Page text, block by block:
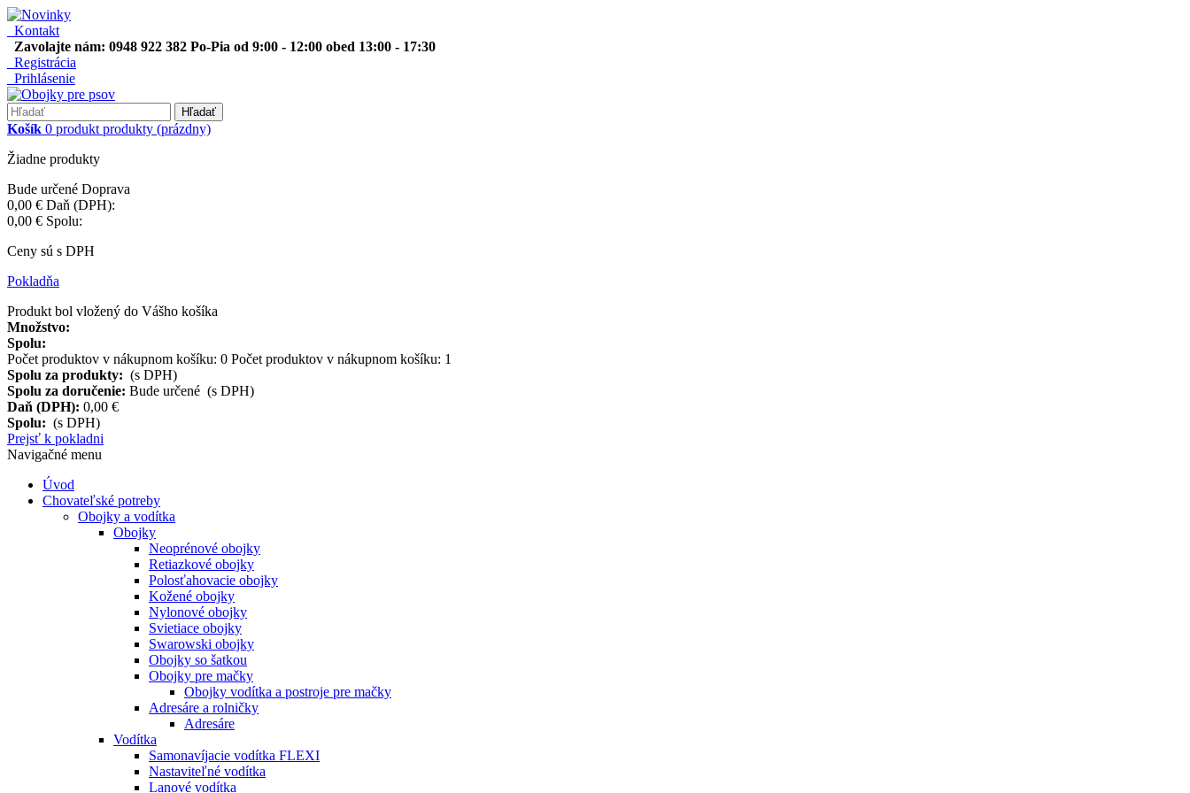
Kontakt
Zavolajte nám: 0948 922 382 Po-Pia od 9:00 - 12:00 obed 13:00 - 17:30
Registrácia
Prihlásenie
Hľadať
Košík 0 produkt produkty (prázdny)
Žiadne produkty
Bude určené Doprava
0,00 € Daň (DPH):
0,00 € Spolu:
Ceny sú s DPH
Pokladňa
Produkt bol vložený do Vášho košíka
Množstvo:
Spolu:
Počet produktov v nákupnom košíku: 0 Počet produktov v nákupnom košíku: 1
Spolu za produkty: (s DPH)
Spolu za doručenie: Bude určené (s DPH)
Daň (DPH): 0,00 €
Spolu: (s DPH)
Prejsť k pokladni
Navigačné menu
Úvod
Chovateľské potreby
Obojky a vodítka
Obojky
Neoprénové obojky
Retiazkové obojky
Polosťahovacie obojky
Kožené obojky
Nylonové obojky
Svietiace obojky
Swarowski obojky
Obojky so šatkou
Obojky pre mačky
Obojky vodítka a postroje pre mačky
Adresáre a rolničky
Adresáre
Vodítka
Samonavíjacie vodítka FLEXI
Nastaviteľné vodítka
Lanové vodítka